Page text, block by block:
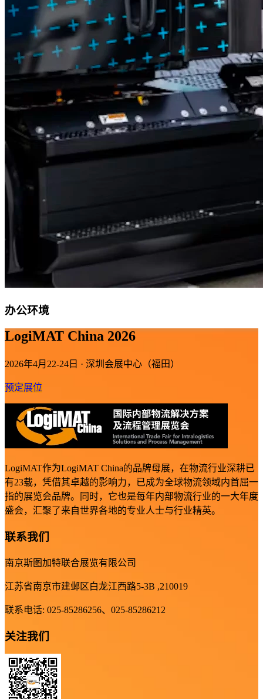
办公环境
LogiMAT China 2026
2026年4月22-24日 · 深圳会展中心（福田）
预定展位
LogiMAT作为LogiMAT China的品牌母展，在物流行业深耕已
有23载，凭借其卓越的影响力，已成为全球物流领域内首屈一
指的展览会品牌。同时，它也是每年内部物流行业的一大年度
盛会，汇聚了来自世界各地的专业人士与行业精英。
联系我们
南京斯图加特联合展览有限公司
江苏省南京市建邺区白龙江西路5-3B ,210019
联系电话: 025-85286256、025-85286212
关注我们